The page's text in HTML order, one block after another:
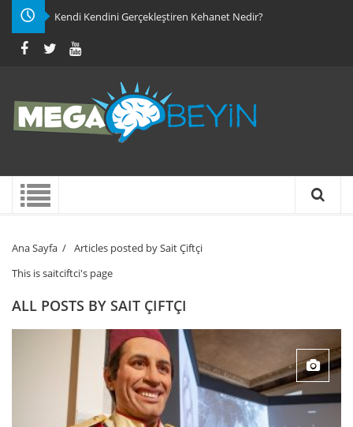
Kendi Kendini Gerçekleştiren Kehanet Nedir?
Ana Sayfa / Articles posted by Sait Çiftçi
This is saitciftci's page
ALL POSTS BY SAIT ÇIFTÇI